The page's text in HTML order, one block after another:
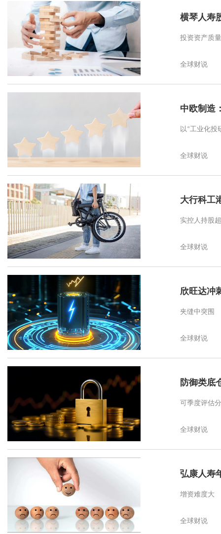
横琴人寿
投资资产质
全球财说
中欧制造
以“工业化投
全球财说
大行科工
实控人持股
全球财说
欣旺达冲
夹缝中突围
全球财说
防御类底
可季度评估
全球财说
弘康人寿
增资难度大
全球财说